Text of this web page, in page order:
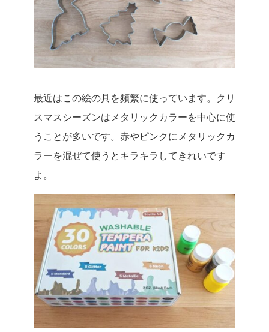
最近はこの絵の具を頻繁に使っています。クリ
スマスシーズンはメタリックカラーを中心に使
うことが多いです。赤やピンクにメタリックカ
ラーを混ぜて使うとキラキラしてきれいです
よ。